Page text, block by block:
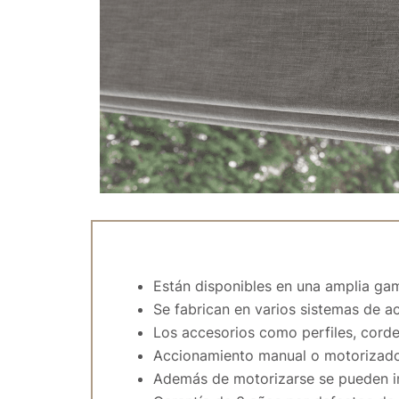
Están disponibles en una amplia
Se fabrican en varios sistemas de
Los accesorios como perfiles,
Accionamiento manual o
Además de motorizarse se pueden